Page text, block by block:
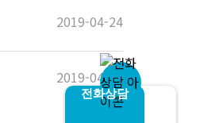
전화상담
2019-04-24
2019-04-24